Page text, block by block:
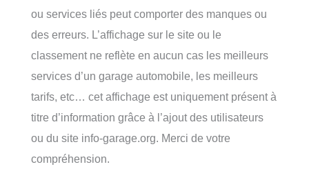
ou services liés peut comporter des manques ou
des erreurs. L’affichage sur le site ou le
classement ne reflète en aucun cas les meilleurs
services d’un garage automobile, les meilleurs
tarifs, etc… cet affichage est uniquement présent à
titre d’information grâce à l’ajout des utilisateurs
ou du site info-garage.org. Merci de votre
compréhension.